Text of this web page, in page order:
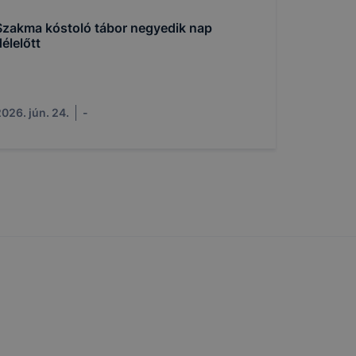
kóstoló tábor negyedik nap
jún. 24. -
a
-